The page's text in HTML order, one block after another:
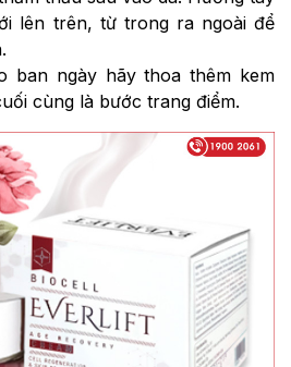
lên trên, từ trong ra ngoài để
ban ngày hãy thoa thêm kem
cùng là bước trang điểm.